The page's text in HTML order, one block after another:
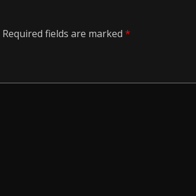
Required fields are marked *